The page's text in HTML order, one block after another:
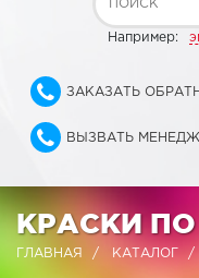
Например:
ЗАКАЗАТЬ
ВЫЗВАТЬ
КРАСКИ
ГЛАВНАЯ КАТАЛОГ